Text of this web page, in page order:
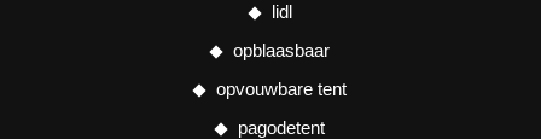
lidl
opblaasbaar
opvouwbare tent
pagodetent